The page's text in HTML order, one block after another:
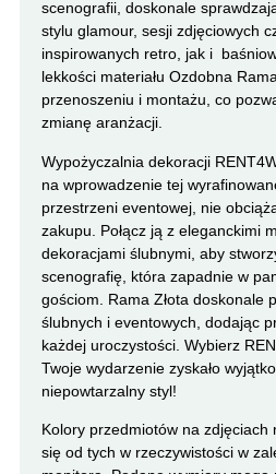
scenografii, doskonale
stylu glamour, sesji zdjęciowych
inspirowanych retro, jak i
lekkości materiału Ozdobna
przenoszeniu i montażu, co
zmianę aranżacji.
Wypożyczalnia dekoracji
na wprowadzenie tej
przestrzeni eventowej, nie
zakupu. Połącz ją z eleganckimi
dekoracjami ślubnymi, aby
scenografię, która zapadnie w
gościom. Rama Złota doskonale
ślubnych i eventowych, dodając
każdej uroczystości. Wybierz
Twoje wydarzenie zyskało
niepowtarzalny styl!
Kolory przedmiotów na zdjęciach
się od tych w rzeczywistości w